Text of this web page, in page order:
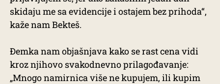
skidaju me sa evidencije i ostajem bez prihoda“,
kaže nam Bekteš.
Đemka nam objašnjava kako se rast cena vidi
kroz njihovo svakodnevno prilagođavanje:
„Mnogo namirnica više ne kupujem, ili kupim